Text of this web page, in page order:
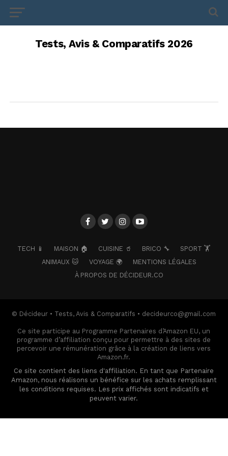
Tests, Avis & Comparatifs 2026
TECH 📱 MAISON 🏠 CUISINE 🥤 BRICO 🔧
SPORT 🏋️
ANIMAUX 🐱
VOYAGE 🌍
MENTIONS LÉGALES
À PROPOS DE DÉCIDEUR.CO
© Décideur • Tests, Avis & Comparatifs • decideurco@gmail.com
Ce site participe au Programme Partenaires d’Amazon EU, un
programme d’affiliation conçu pour permettre à des sites de
percevoir une rémunération grâce à la création de liens vers
Amazon.fr.
Ce site contient des liens d'affiliation. En tant que Partenaire
Amazon, nous réalisons un bénéfice sur les achats remplissant
les conditions requises. Les prix affichés sont indicatifs et
peuvent varier.